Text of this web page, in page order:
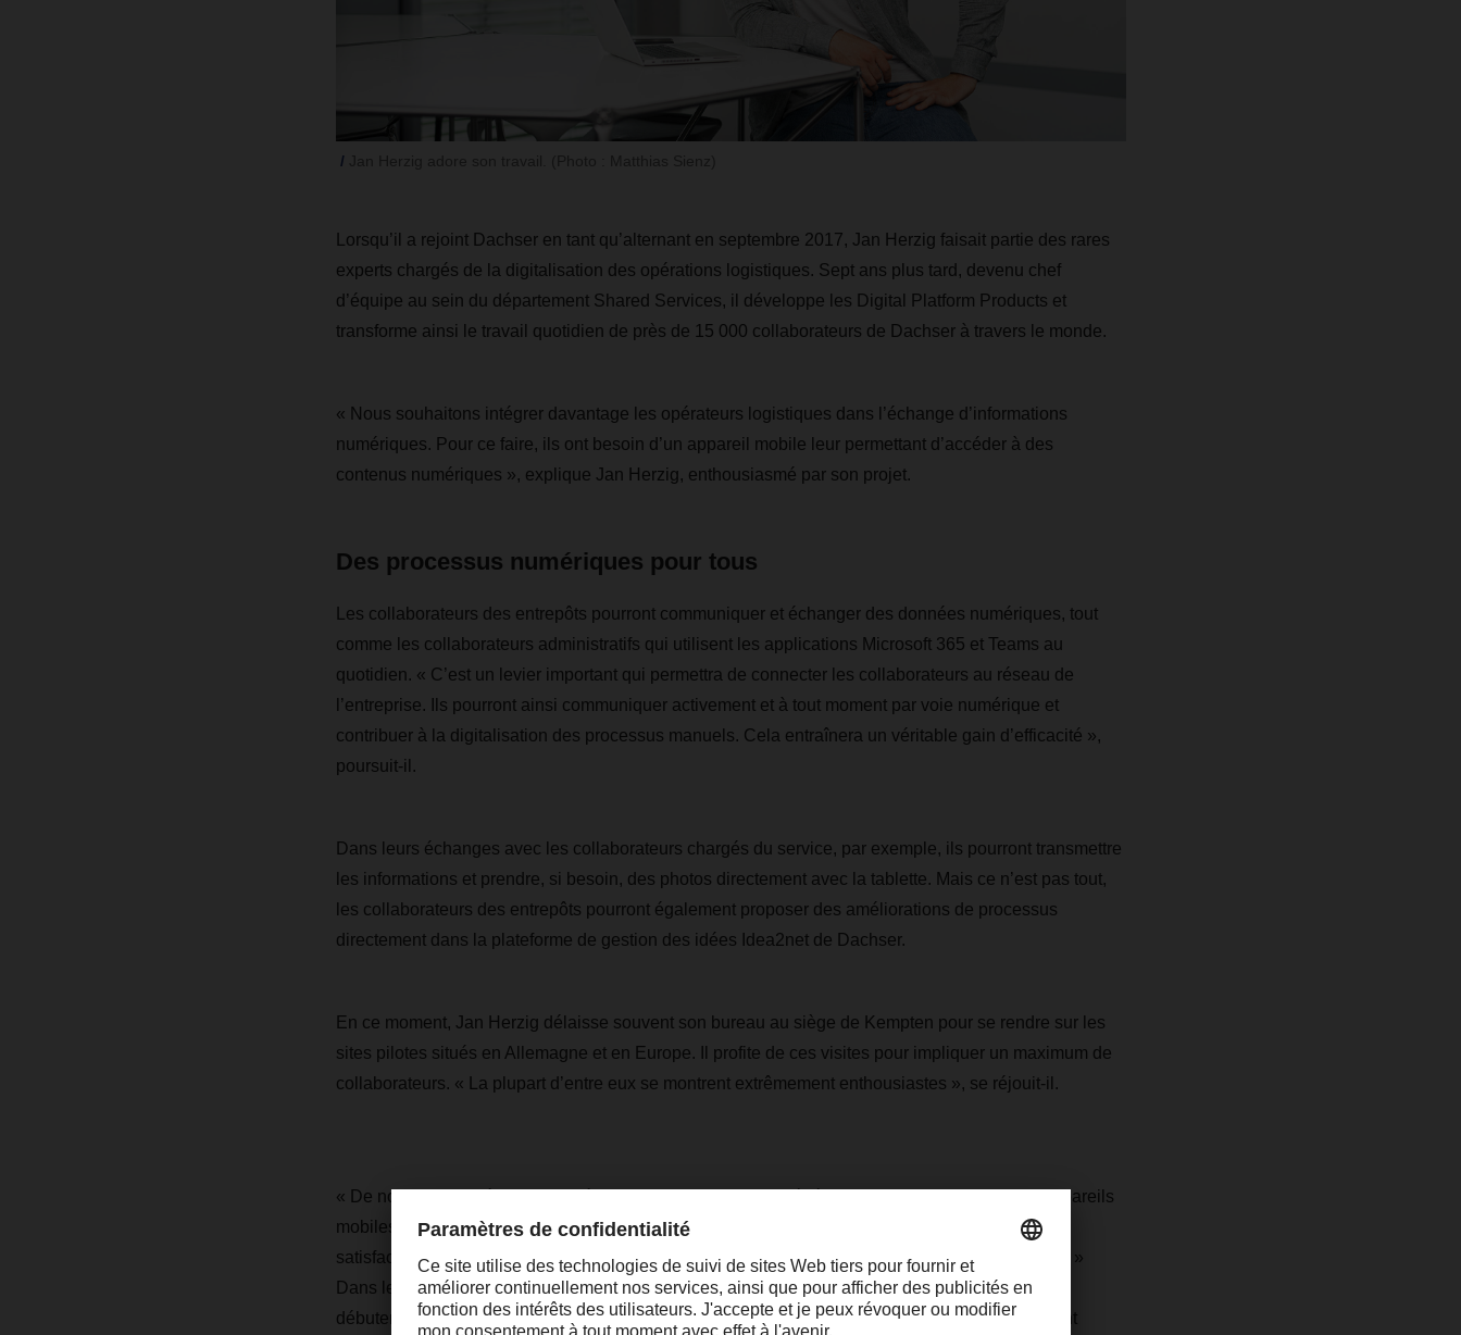
Lorsqu’il a rejoint Dachser en tant qu’alternant en septembre 2017, Jan Herzig faisait partie des rares
experts chargés de la digitalisation des opérations logistiques. Sept ans plus tard, devenu chef
d’équipe au sein du département Shared Services, il développe les Digital Platform Products et
transforme ainsi le travail quotidien de près de 15 000 collaborateurs de Dachser à travers le monde.
« Nous souhaitons intégrer davantage les opérateurs logistiques dans l’échange d’informations
numériques. Pour ce faire, ils ont besoin d’un appareil mobile leur permettant d’accéder à des
contenus numériques », explique Jan Herzig, enthousiasmé par son projet.
Des processus numériques pour tous
Les collaborateurs des entrepôts pourront communiquer et échanger des données numériques, tout
comme les collaborateurs administratifs qui utilisent les applications Microsoft 365 et Teams au
quotidien. « C’est un levier important qui permettra de connecter les collaborateurs au réseau de
l’entreprise. Ils pourront ainsi communiquer activement et à tout moment par voie numérique et
contribuer à la digitalisation des processus manuels. Cela entraînera un véritable gain d’efficacité »,
poursuit-il.
Dans leurs échanges avec les collaborateurs chargés du service, par exemple, ils pourront transmettre
les informations et prendre, si besoin, des photos directement avec la tablette. Mais ce n’est pas tout,
les collaborateurs des entrepôts pourront également proposer des améliorations de processus
directement dans la plateforme de gestion des idées Idea2net de Dachser.
En ce moment, Jan Herzig délaisse souvent son bureau au siège de Kempten pour se rendre sur les
sites pilotes situés en Allemagne et en Europe. Il profite de ces visites pour impliquer un maximum de
collaborateurs. « La plupart d’entre eux se montrent extrêmement enthousiastes », se réjouit-il.
« De nombreux collègues sont très satisfaits et ne veulent généralement plus se passer des appareils
mobiles et de toutes les possibilités qu'ils offrent », souligne Jan Herzig. « C’est une grande
satisfaction de pouvoir améliorer ainsi le travail quotidien des collaborateurs dans les entrepôts. »
Dans les agences allemandes, le déploiement de « Microsoft 365 meets Logistics Operatives »
débutera en 2025. Dans le reste du monde, tous les opérateurs logistiques de Dachser devraient